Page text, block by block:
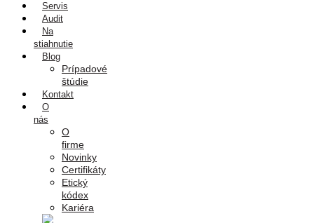
Servis
Audit
Na
stiahnutie
Blog
Prípadové
štúdie
Kontakt
O
nás
O
firme
Novinky
Certifikáty
Etický
kódex
Kariéra